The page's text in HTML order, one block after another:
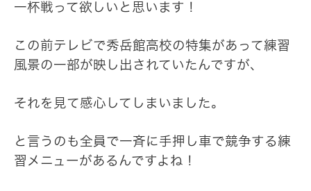
一杯戦って欲しいと思います！
この前テレビで秀岳館高校の特集があって練習
風景の一部が映し出されていたんですが、
それを見て感心してしまいました。
と言うのも全員で一斉に手押し車で競争する練
習メニューがあるんですよね！